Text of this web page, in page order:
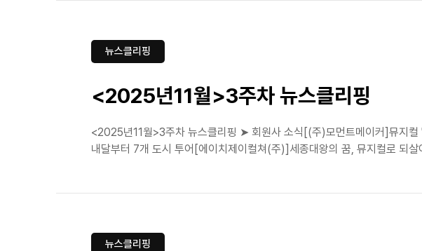
뉴스클리핑
<2025년11월>3주차 뉴스클리핑
<2025년11월>3주차 뉴스클리핑 ➤ 회원사 소식[(주)모먼트메이커]뮤지
내달부터 7개 도시 투어[에이치제이컬쳐(주)]세종대왕의 꿈, 뮤지컬로 되
뉴스클리핑